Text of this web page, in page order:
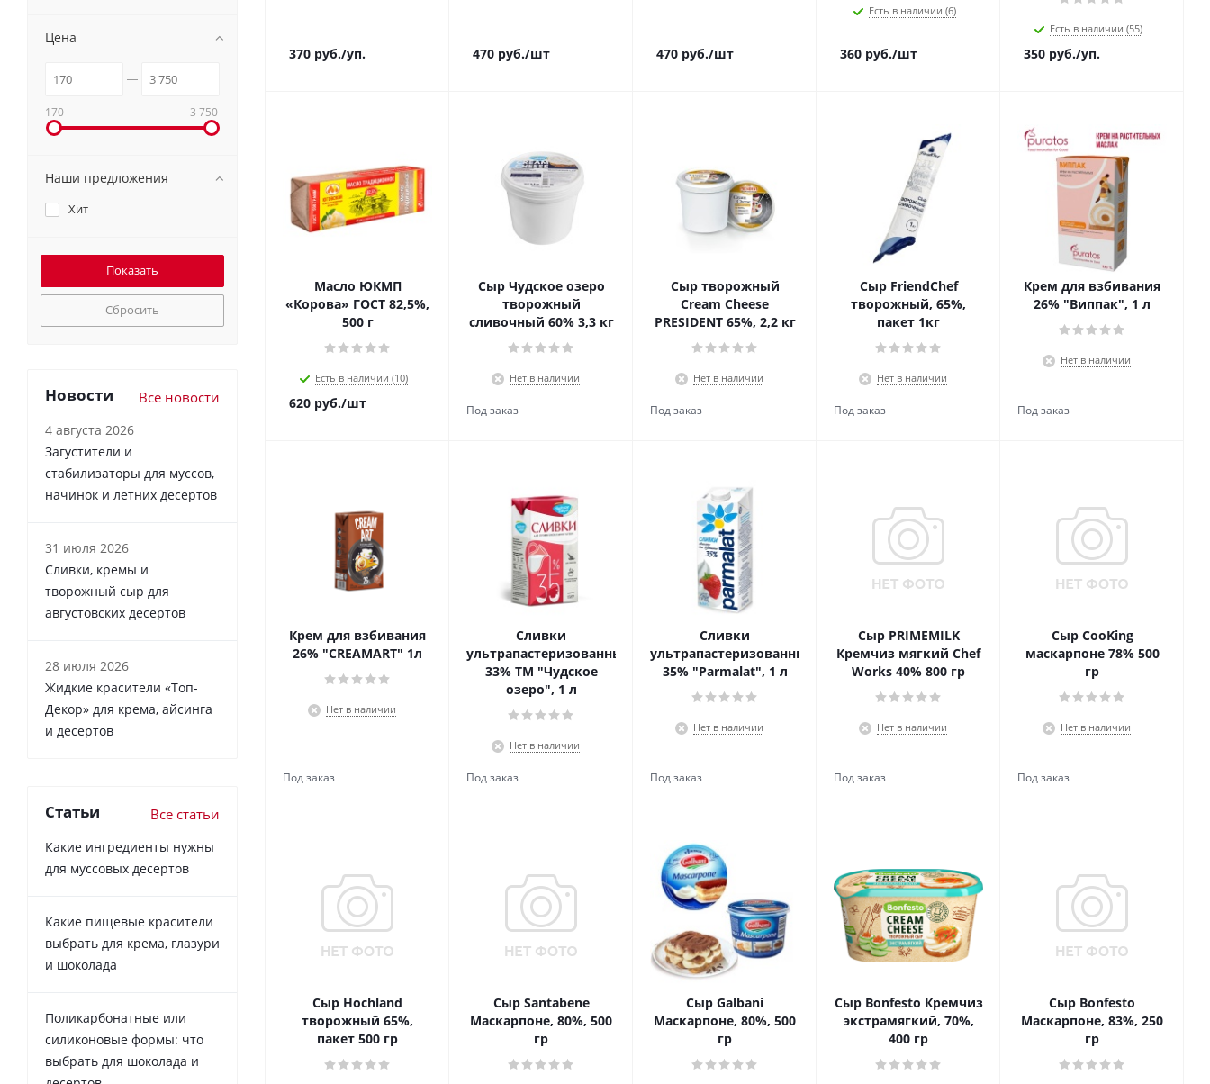
370 руб./уп. 470 руб./шт 470 руб./шт
Есть в наличии (6)
360 руб./шт
Есть в наличии (55)
350 руб./уп.
Масло ЮКМП
«Корова» ГОСТ 82,5%,
500 г
Есть в наличии (10)
620 руб./шт
Сыр Чудское озеро
творожный
сливочный 60% 3,3 кг
Нет в наличии
Сыр творожный
Cream Cheese
PRESIDENT 65%, 2,2 кг
Нет в наличии
Сыр FriendChef
творожный, 65%,
пакет 1кг
Нет в наличии
Крем для взбивания
26% "Виппак", 1 л
Нет в наличии
Крем для взбивания
26% "CREAMART" 1л
Нет в наличии
Сливки
ультрапастеризованные,
33% ТМ "Чудское
озеро", 1 л
Нет в наличии
Сливки
ультрапастеризованные,
35% "Parmalat", 1 л
Нет в наличии
Сыр PRIMEMILK
Кремчиз мягкий Chef
Works 40% 800 гр
Нет в наличии
Сыр CooKing
маскарпоне 78% 500
гр
Нет в наличии
Сыр Hochland
творожный 65%,
пакет 500 гр
Сыр Santabene
Маскарпоне, 80%, 500
гр
Сыр Galbani
Маскарпоне, 80%, 500
гр
Сыр Bonfesto Кремчиз
экстрамягкий, 70%,
400 гр
Сыр Bonfesto
Маскарпоне, 83%, 250
гр
Цена
170 3 750
Наши предложения
Хит
Сбросить
Новости Все новости
4 августа 2026
Загустители и
стабилизаторы для муссов,
начинок и летних десертов
31 июля 2026
Сливки, кремы и
творожный сыр для
августовских десертов
28 июля 2026
Жидкие красители «Топ-
Декор» для крема, айсинга
и десертов
Статьи Все статьи
Какие ингредиенты нужны
для муссовых десертов
Какие пищевые красители
выбрать для крема, глазури
и шоколада
Поликарбонатные или
силиконовые формы: что
выбрать для шоколада и